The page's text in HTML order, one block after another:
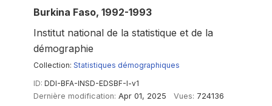
Burkina Faso, 1992-1993
Institut national de la statistique et de la
démographie
Collection: Statistiques démographiques
ID: DDI-BFA-INSD-EDSBF-I-v1
Dernière modification: Apr 01, 2025 Vues: 724136